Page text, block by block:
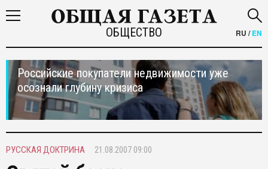
ОБЩЕСТВО RU /EN
Российские покупатели недвижимости уже
осознали глубину кризиса
РУССКАЯ ДОКТРИНА 21.08.2007 09:00